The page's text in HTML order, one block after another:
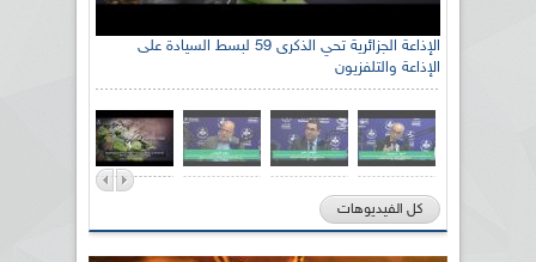
الإذاعة الجزائرية تحي الذكرى 59 لبسط السيادة على
الإذاعة والتلفزيون
كل الفيديوهات